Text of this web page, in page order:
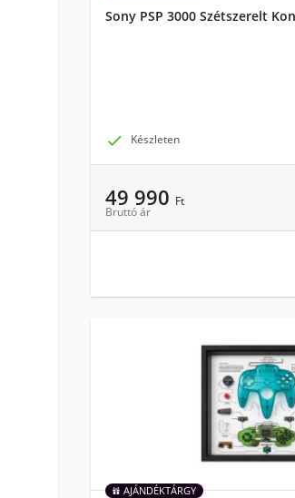
Sony PSP 3000 Szétszerelt
 Készleten
49 990 Ft
Bruttó ár
AJÁNDÉKTÁRGY